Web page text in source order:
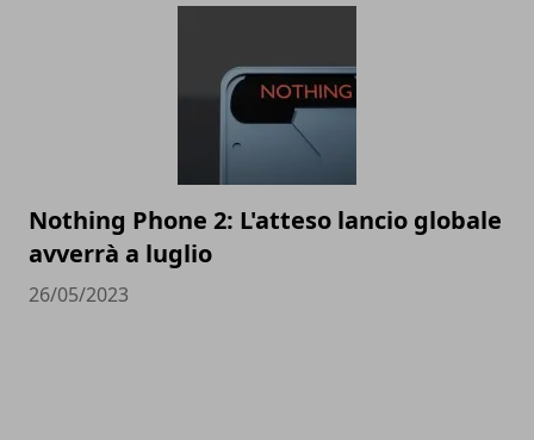
Nothing Phone 2: L'atteso lancio globale
avverrà a luglio
26/05/2023